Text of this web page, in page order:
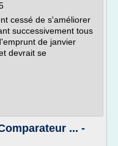
cessé de s'améliorer
successivement tous
de janvier
devrait se
... -